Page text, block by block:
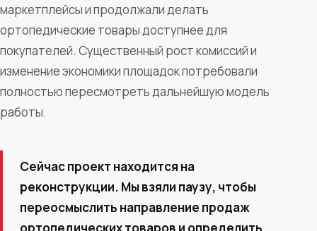
маркетплейсы и продолжали делать
ортопедические товары доступнее для
покупателей. Существенный рост комиссий и
изменение экономики площадок потребовали
полностью пересмотреть дальнейшую модель
работы.
Сейчас проект находится на
реконструкции. Мы взяли паузу, чтобы
переосмыслить направление продаж